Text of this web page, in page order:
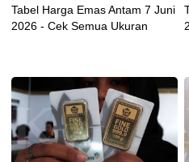
Tabel Harga Emas Antam 7 Juni
2026 - Cek Semua Ukuran